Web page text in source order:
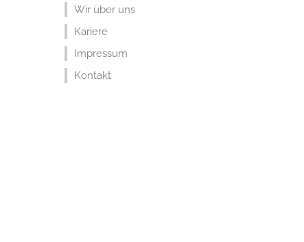
Wir über uns
Kariere
Impressum
Kontakt